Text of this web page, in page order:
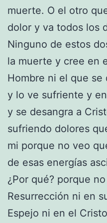
muerte. O el otro
dolor y va todos los
Ninguno de estos
la muerte y cree en
Hombre ni el que
y lo ve sufriente y
y se desangra a
sufriendo dolores
mi porque no veo
de esas energías
¿Por qué? porque
Resurrección ni en
Espejo ni en el